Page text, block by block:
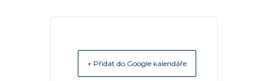
+ Přidat do Google kalendáře